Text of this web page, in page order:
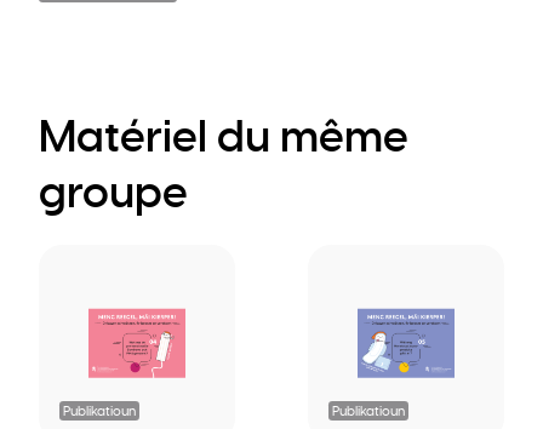
Matériel du même
groupe
Publikatioun Publikatioun